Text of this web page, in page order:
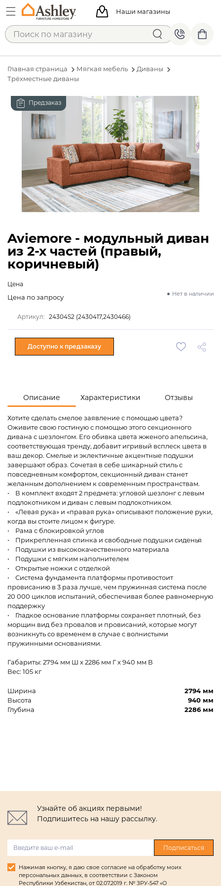
Наши магазины
Главная страница Мягкая мебель
Диваны
Трёхместные диваны
Предзаказ
Описание Характеристики Отзывы
Хотите сделать смелое заявление с помощью цвета?
Оживите свою гостиную с помощью этого секционного
дивана с шезлонгом. Его обивка цвета жженого апельсина,
соответствующая тренду, добавит игривый всплеск цвета в
ваш декор. Смелые и эклектичные акцентные подушки
завершают образ. Сочетая в себе шикарный стиль с
повседневным комфортом, секционный диван станет
желанным дополнением к современным пространствам.
• В комплект входят 2 предмета: угловой шезлонг с левым
подлокотником и диван с левым подлокотником.
• «Левая рука» и «правая рука» описывают положение руки,
когда вы стоите лицом к фигуре.
• Рама с блокировкой углов
• Прикрепленная спинка и свободные подушки сиденья
• Подушки из высококачественного материала
• Подушки с мягким наполнителем
• Открытые ножки с отделкой
• Система фундамента платформы противостоит
провисанию в 3 раза лучше, чем пружинная система после
20 000 циклов испытаний, обеспечивая более равномерную
поддержку
• Гладкое основание платформы сохраняет плотный, без
морщин вид без провалов и провисаний, которые могут
возникнуть со временем в случае с волнистыми
пружинными основаниями.
Габариты: 2794 мм Ш x 2286 мм Г x 940 мм В
Вес: 105 кг
Ширина
2794 мм
Высота
940 мм
Глубина
2286 мм
Aviemore - модульный диван
из 2-х частей (правый,
коричневый)
Цена
Нет в наличии
Цена по запросу
Артикул: 24304S2 (2430417,2430466)
Доступно к предзаказу
Узнайте об акциях первыми!
Подпишитесь на нашу рассылку.
Подписаться
Нажимая кнопку, я даю свое согласие на обработку моих
персональных данных, в соответствии с Законом
Республики Узбекистан, от 02.07.2019 г. № ЗРУ-547 «О